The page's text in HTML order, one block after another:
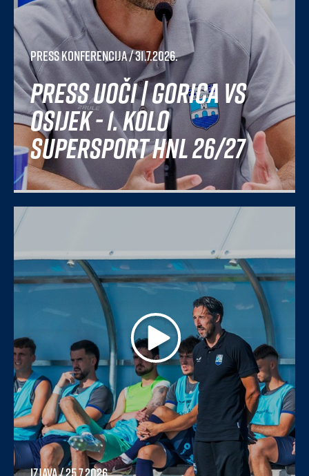
Press konferencija/ 31.7.2026.
Press uoči | Gorica vs
Osijek - 1. kolo
SuperSport HNL 26/27